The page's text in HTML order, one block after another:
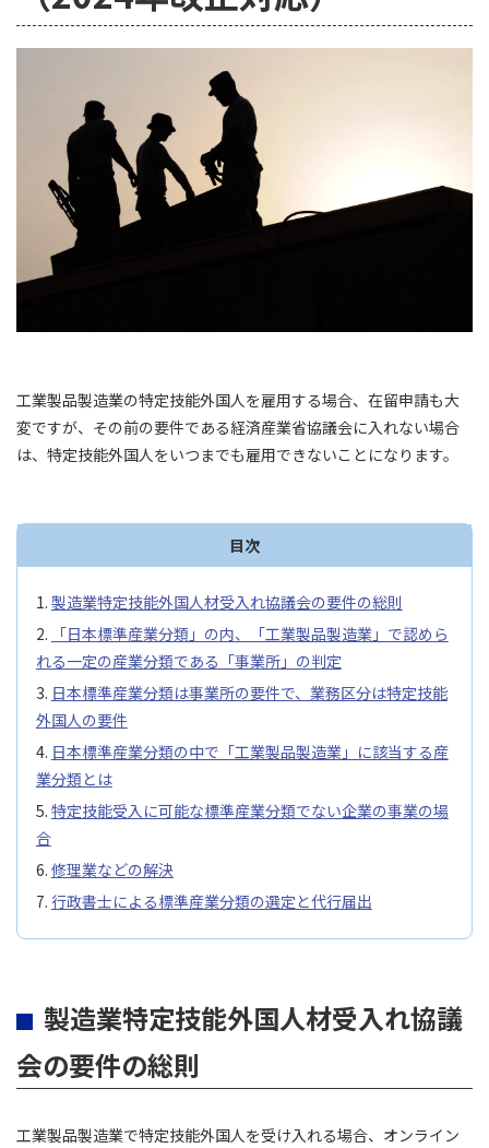
工業製品製造業の特定技能外国人を雇用する場合、在留申請も大
変ですが、その前の要件である経済産業省協議会に入れない場合
は、特定技能外国人をいつまでも雇用できないことになります。
目次
製造業特定技能外国人材受入れ協議会の要件の総則
「日本標準産業分類」の内、「工業製品製造業」で認めら
れる一定の産業分類である「事業所」の判定
日本標準産業分類は事業所の要件で、業務区分は特定技能
外国人の要件
日本標準産業分類の中で「工業製品製造業」に該当する産
業分類とは
特定技能受入に可能な標準産業分類でない企業の事業の場
合
修理業などの解決
行政書士による標準産業分類の選定と代行届出
製造業特定技能外国人材受入れ協議
会の要件の総則
工業製品製造業で特定技能外国人を受け入れる場合、オンライン